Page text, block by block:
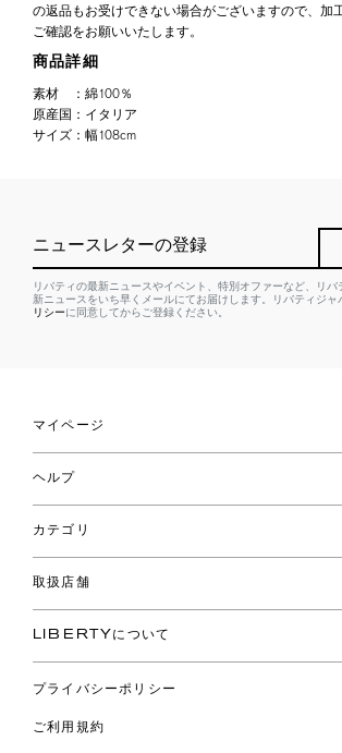
の返品もお受けできない場合がございますので、加
ご確認をお願いいたします。
商品詳細
素材 ： 綿100％
原産国 ： イタリア
サイズ ： 幅108cm
ニュースレターの登録
リバティの最新ニュースやイベント、特別オファーなど、リ
新ニュースをいち早くメールにてお届けします。リバティジャ
リシーに同意してからご登録ください。
マイページ
ロイヤリティプログラム
パスワード再設定
ショッピングバッグ
ヘルプ
お問い合わせ
よくあるご質問
ご利用ガイド
カテゴリ
コレクション
ファブリックス
バッグ
ウェア
ライフスタイル
取扱店舗
リバティ・ファブリックス
LIBERTYについて
プライバシーポリシー
ご利用規約